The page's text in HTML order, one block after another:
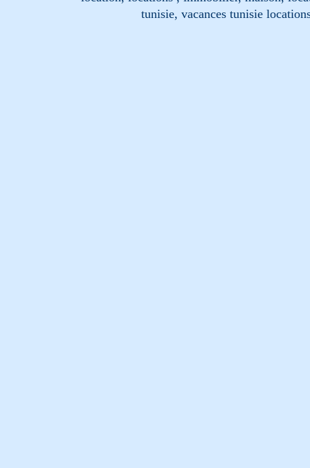
tunisie, vacances tunisie